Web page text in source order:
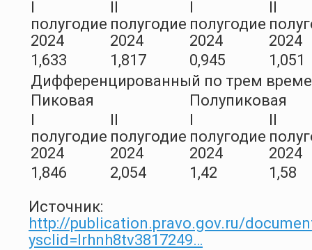
полугодие
2024
полугодие
2024
полугодие
2024
2024
1,633
1,817 0,945
1,051
Дифференцированный по трем
Пиковая
Полупиковая
полугодие
2024
полугодие
2024
полугодие
2024
2024
1,846
2,054 1,42
1,58
Источник:
http://publication.pravo.gov.ru/
ysclid=lrhnh8tv3817249…